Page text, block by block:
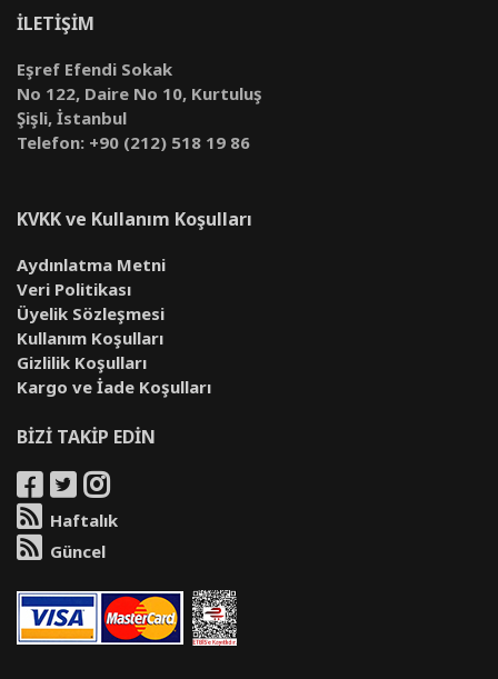
İLETİŞİM
Eşref Efendi Sokak
No 122, Daire No 10, Kurtuluş
Şişli, İstanbul
Telefon: +90 (212) 518 19 86
KVKK ve Kullanım Koşulları
Aydınlatma Metni
Veri Politikası
Üyelik Sözleşmesi
Kullanım Koşulları
Gizlilik Koşulları
Kargo ve İade Koşulları
BİZİ TAKİP EDİN
Haftalık
Güncel